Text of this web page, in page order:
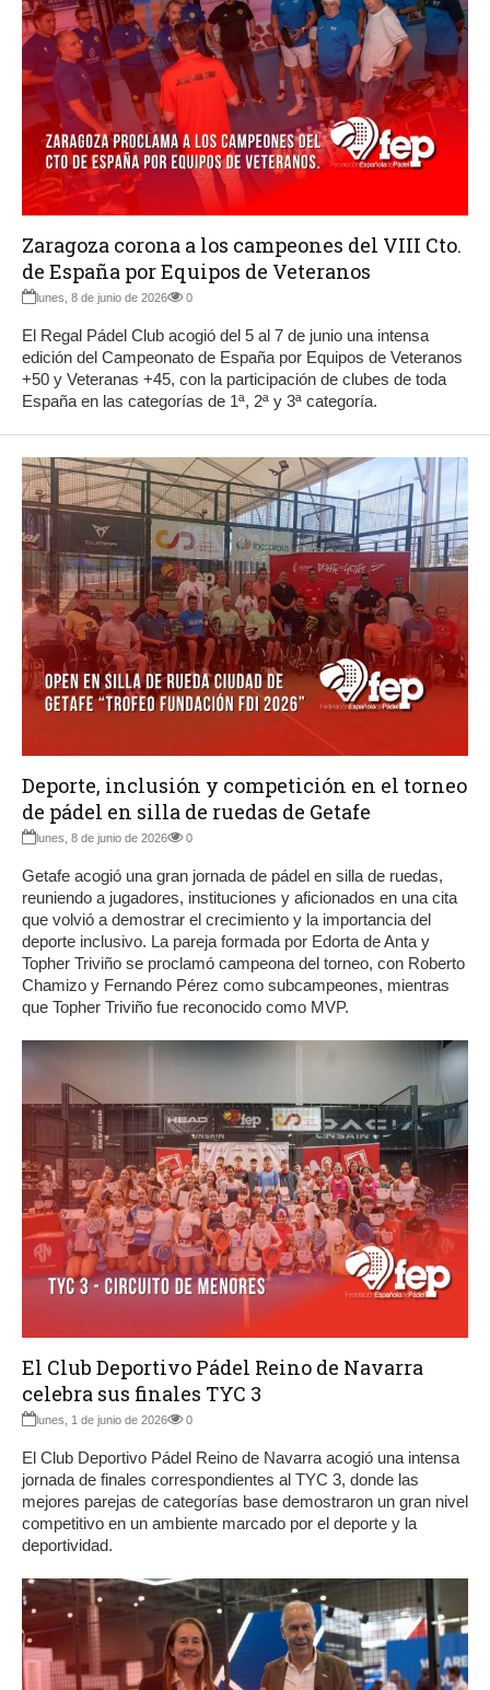
Zaragoza corona a los campeones del VIII Cto.
de España por Equipos de Veteranos
lunes, 8 de junio de 2026 0
El Regal Pádel Club acogió del 5 al 7 de junio una intensa
edición del Campeonato de España por Equipos de Veteranos
+50 y Veteranas +45, con la participación de clubes de toda
España en las categorías de 1ª, 2ª y 3ª categoría.
Deporte, inclusión y competición en el torneo
de pádel en silla de ruedas de Getafe
lunes, 8 de junio de 2026 0
Getafe acogió una gran jornada de pádel en silla de ruedas,
reuniendo a jugadores, instituciones y aficionados en una cita
que volvió a demostrar el crecimiento y la importancia del
deporte inclusivo. La pareja formada por Edorta de Anta y
Topher Triviño se proclamó campeona del torneo, con Roberto
Chamizo y Fernando Pérez como subcampeones, mientras
que Topher Triviño fue reconocido como MVP.
El Club Deportivo Pádel Reino de Navarra
celebra sus finales TYC 3
lunes, 1 de junio de 2026 0
El Club Deportivo Pádel Reino de Navarra acogió una intensa
jornada de finales correspondientes al TYC 3, donde las
mejores parejas de categorías base demostraron un gran nivel
competitivo en un ambiente marcado por el deporte y la
deportividad.